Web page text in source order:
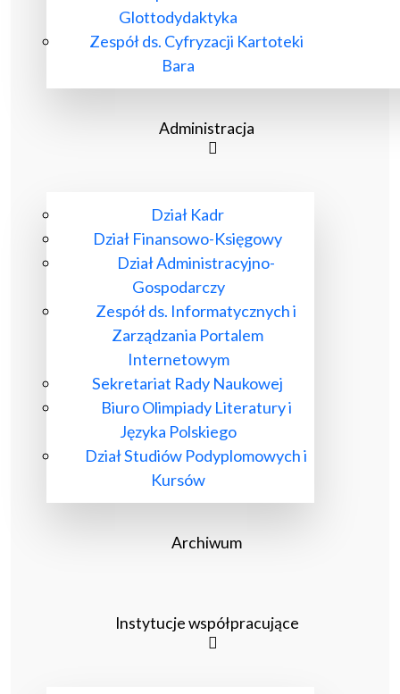
Glottodydaktyka
Zespół ds. Cyfryzacji Kartoteki
Bara
Administracja
Dział Kadr
Dział Finansowo-Księgowy
Dział Administracyjno-
Gospodarczy
Zespół ds. Informatycznych i
Zarządzania Portalem
Internetowym
Sekretariat Rady Naukowej
Biuro Olimpiady Literatury i
Języka Polskiego
Dział Studiów Podyplomowych i
Kursów
Archiwum
Instytucje współpracujące